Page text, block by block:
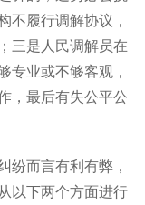
不履行调解协议，
三是人民调解员在
专业或不够客观，
，最后有失公平公
纷而言有利有弊，
以下两个方面进行